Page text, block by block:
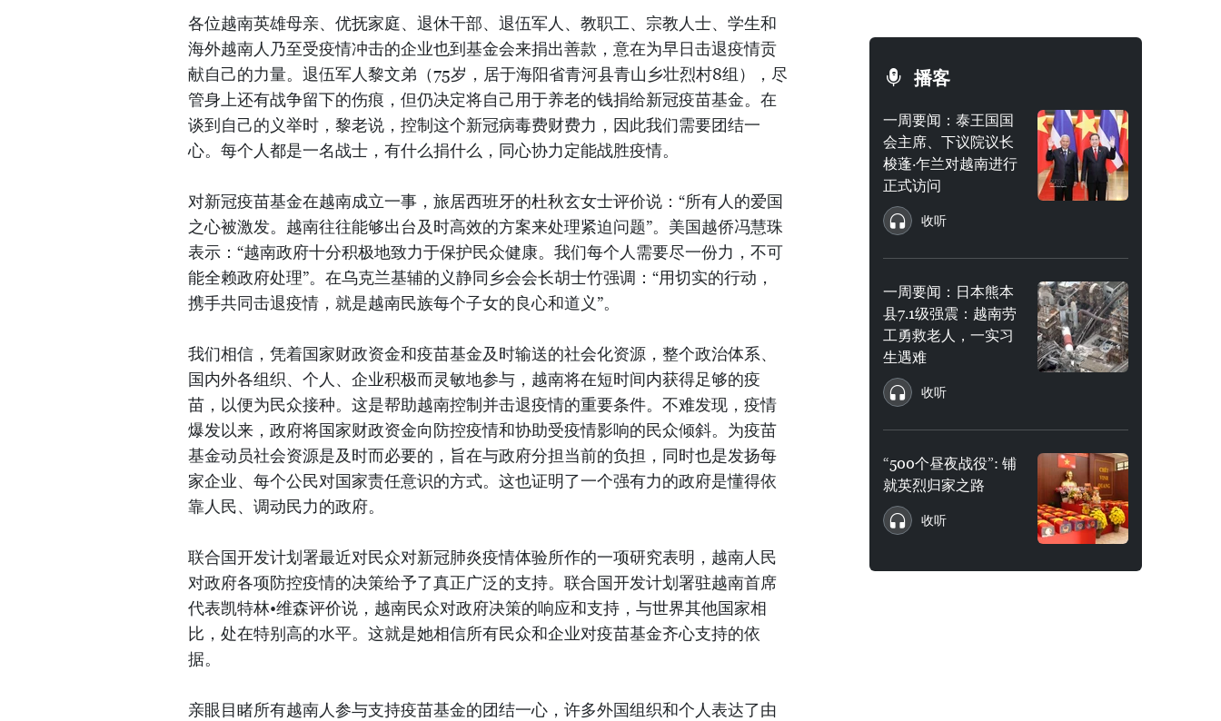
各位越南英雄母亲、优抚家庭、退休干部、退伍军人、教职工、宗教人士、学生和
海外越南人乃至受疫情冲击的企业也到基金会来捐出善款，意在为早日击退疫情贡
献自己的力量。退伍军人黎文弟（75岁，居于海阳省青河县青山乡壮烈村8组），尽
管身上还有战争留下的伤痕，但仍决定将自己用于养老的钱捐给新冠疫苗基金。在
谈到自己的义举时，黎老说，控制这个新冠病毒费财费力，因此我们需要团结一
心。每个人都是一名战士，有什么捐什么，同心协力定能战胜疫情。
对新冠疫苗基金在越南成立一事，旅居西班牙的杜秋玄女士评价说：“所有人的爱国
之心被激发。越南往往能够出台及时高效的方案来处理紧迫问题”。美国越侨冯慧珠
表示：“越南政府十分积极地致力于保护民众健康。我们每个人需要尽一份力，不可
能全赖政府处理”。在乌克兰基辅的义静同乡会会长胡士竹强调：“用切实的行动，
携手共同击退疫情，就是越南民族每个子女的良心和道义”。
我们相信，凭着国家财政资金和疫苗基金及时输送的社会化资源，整个政治体系、
国内外各组织、个人、企业积极而灵敏地参与，越南将在短时间内获得足够的疫
苗，以便为民众接种。这是帮助越南控制并击退疫情的重要条件。不难发现，疫情
爆发以来，政府将国家财政资金向防控疫情和协助受疫情影响的民众倾斜。为疫苗
基金动员社会资源是及时而必要的，旨在与政府分担当前的负担，同时也是发扬每
家企业、每个公民对国家责任意识的方式。这也证明了一个强有力的政府是懂得依
靠人民、调动民力的政府。
联合国开发计划署最近对民众对新冠肺炎疫情体验所作的一项研究表明，越南人民
对政府各项防控疫情的决策给予了真正广泛的支持。联合国开发计划署驻越南首席
代表凯特林•维森评价说，越南民众对政府决策的响应和支持，与世界其他国家相
比，处在特别高的水平。这就是她相信所有民众和企业对疫苗基金齐心支持的依
据。
亲眼目睹所有越南人参与支持疫苗基金的团结一心，许多外国组织和个人表达了由
播客
一周要闻：泰王国国
会主席、下议院议长
梭蓬·乍兰对越南进行
正式访问
收听
一周要闻：日本熊本
县7.1级强震：越南劳
工勇救老人，一实习
生遇难
收听
“500个昼夜战役”: 铺
就英烈归家之路
收听